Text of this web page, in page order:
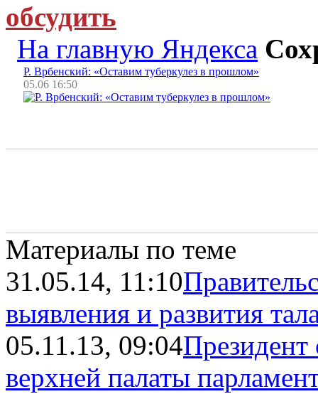
обсудить
На главную Яндекса
Р. Врбенский: «Оставим туберкулез в прошлом»
05.06 16:50
Материалы по теме
31.05.14, 11:10
выявления и развития
05.11.13, 09:04Президент
верхней палаты